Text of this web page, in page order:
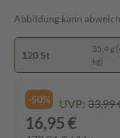
Abbildung kann
120 St
35,4 g
kg)
-50% UVP: 33,99
16,95 €